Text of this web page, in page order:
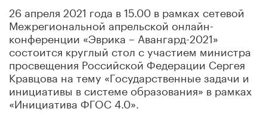
26 апреля 2021 года в 15.00 в рамках сетевой
Межрегиональной апрельской онлайн-
конференции «Эврика – Авангард-2021»
состоится круглый стол с участием министра
просвещения Российской Федерации Сергея
Кравцова на тему «Государственные задачи и
инициативы в системе образования» в рамках
«Инициатива ФГОС 4.0».